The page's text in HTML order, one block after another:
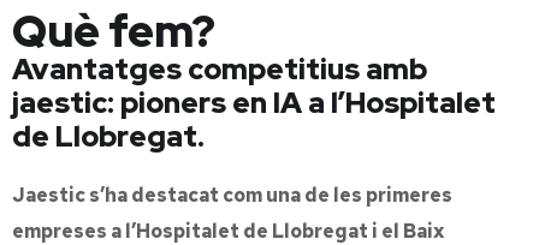
Què fem?
Avantatges competitius amb
jaestic: pioners en IA a l’Hospitalet
de Llobregat.
Jaestic s’ha destacat com una de les primeres
empreses a l’Hospitalet de Llobregat i el Baix